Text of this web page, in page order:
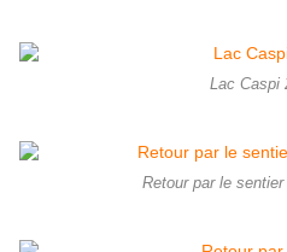
Lac Caspi
Retour par le